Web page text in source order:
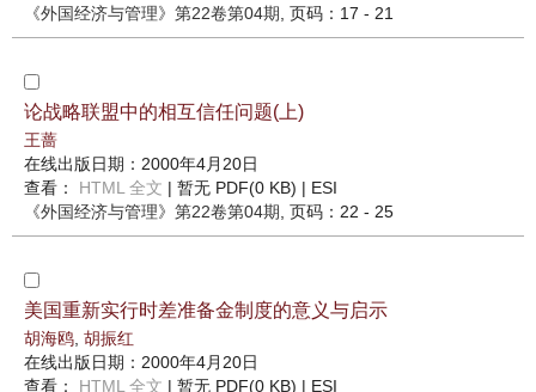
《外国经济与管理》 第22卷第04期 , 页码：17 - 21
论战略联盟中的相互信任问题(上)
王蔷
在线出版日期：2000年4月20日
查看： HTML 全文 | 暂无 PDF(0 KB) | ESI
《外国经济与管理》 第22卷第04期 , 页码：22 - 25
美国重新实行时差准备金制度的意义与启示
胡海鸥 胡振红
在线出版日期：2000年4月20日
查看： HTML 全文 | 暂无 PDF(0 KB) | ESI